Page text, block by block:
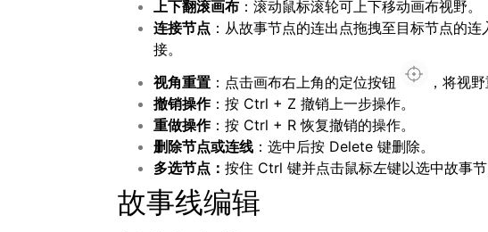
上下翻滚画布 ：滚动鼠标滚轮可上下移动画布视野。
连接节点 ：从故事节点的连出点拖拽至目标节点的
接。
视角重置 ：点击画布右上角的定位按钮
，将视
撤销操作：按 Ctrl + Z 撤销上一步操作。
重做操作：按 Ctrl + R 恢复撤销的操作。
删除节点或连线 ：选中后按 Delete 键删除。
多选节点： 按住 Ctrl 键并点击鼠标左键以选中故事
故事线编辑